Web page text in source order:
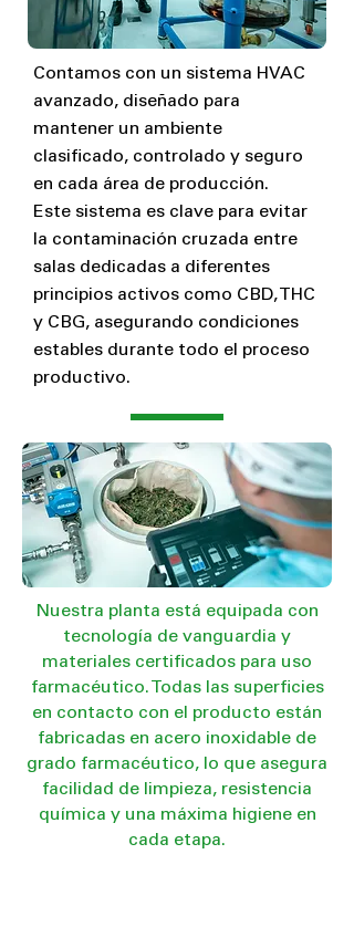
Contamos con un sistema HVAC
avanzado, diseñado para
mantener un ambiente
clasificado, controlado y seguro
en cada área de producción.
Este sistema es clave para evitar
la contaminación cruzada entre
salas dedicadas a diferentes
principios activos como CBD, THC
y CBG, asegurando condiciones
estables durante todo el proceso
productivo.
Nuestra planta está equipada con
tecnología de vanguardia y
materiales certificados para uso
farmacéutico. Todas las superficies
en contacto con el producto están
fabricadas en acero inoxidable de
grado farmacéutico, lo que asegura
facilidad de limpieza, resistencia
química y una máxima higiene en
cada etapa.